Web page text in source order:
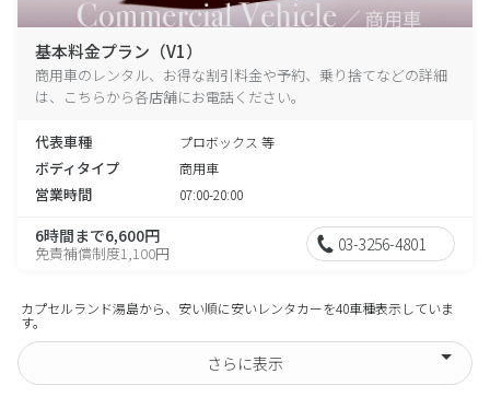
基本料金プラン（V1）
商用車のレンタル、お得な割引料金や予約、乗り捨てなどの詳細
は、こちらから各店舗にお電話ください。
代表車種 プロボックス 等
ボディタイプ 商用車
営業時間 07:00-20:00
6時間まで6,600円
免責補償制度1,100円 03-3256-4801
カプセルランド湯島から、安い順に安いレンタカーを40車種表示していま
す。
さらに表示